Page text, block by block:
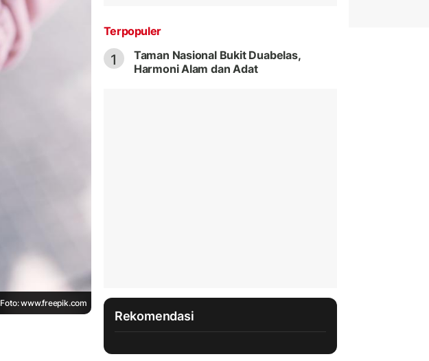
Foto: www.freepik.com
Terpopuler
1
Taman Nasional Bukit Duabelas,
Harmoni Alam dan Adat
Rekomendasi